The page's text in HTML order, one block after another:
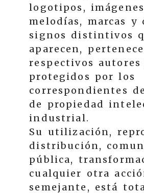
logotipos,
melodías, marcas y
signos distintivos
aparecen,
respectivos
protegidos por los
correspondientes
de propiedad
industrial.
Su utilización,
distribución,
pública,
cualquier otra
semejante, está